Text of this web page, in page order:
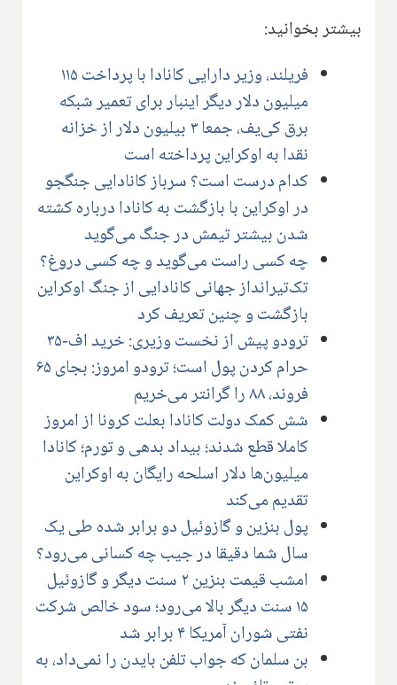
بیشتر بخوانید:
فریلند، وزیر دارایی کانادا با پرداخت ۱۱۵
میلیون دلار دیگر اینبار برای تعمیر شبکه
برق کی‌یف، جمعا ۳ بیلیون دلار از خزانه
نقدا به اوکراین پرداخته است
کدام درست است؟ سرباز کانادایی جنگجو
در اوکراین با بازگشت به کانادا درباره کشته
شدن بیشتر تیمش در جنگ می‌گوید
چه کسی راست می‌گوید و چه کسی دروغ؟
تک‌تیرانداز جهانی کانادایی از جنگ اوکراین
بازگشت و چنین تعریف کرد
ترودو پیش از نخست وزیری: خرید اف-۳۵
حرام کردن پول است؛ ترودو امروز: بجای ۶۵
فروند، ۸۸ را گرانتر می‌خریم
شش کمک دولت کانادا بعلت کرونا از امروز
کاملا قطع شدند؛ بیداد بدهی و تورم؛ کانادا
میلیون‌ها دلار اسلحه رایگان به اوکراین
تقدیم می‌کند
پول بنزین و گازوئیل دو برابر شده طی یک
سال شما دقیقا در جیب چه کسانی می‌رود؟
امشب قیمت بنزین ۲ سنت دیگر و گازوئیل
۱۵ سنت دیگر بالا می‌رود؛ سود خالص شرکت
نفتی شوران آمریکا ۴ برابر شد
بن سلمان که جواب تلفن بایدن را نمی‌داد، به